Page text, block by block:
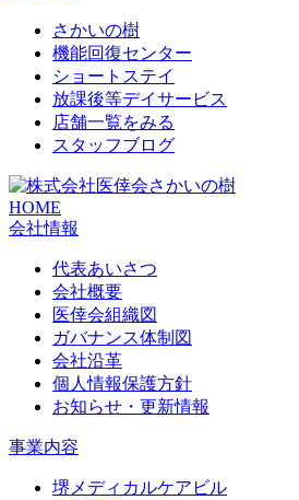
さかいの樹
機能回復センター
ショートステイ
放課後等デイサービス
店舗一覧をみる
スタッフブログ
HOME
会社情報
代表あいさつ
会社概要
医倖会組織図
ガバナンス体制図
会社沿革
個人情報保護方針
お知らせ・更新情報
事業内容
堺メディカルケアビル